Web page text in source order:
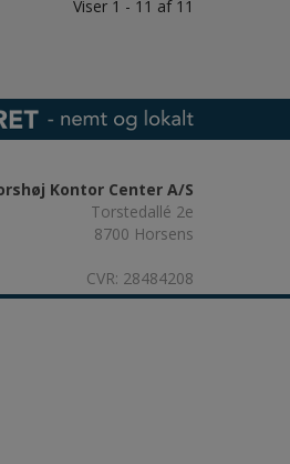
Viser 1 - 11 af 11
Kontor Center A/S
Torstedallé 2e
8700 Horsens
CVR: 28484208